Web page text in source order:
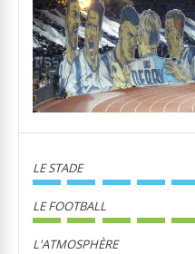
LE STADE
LE FOOTBALL
L'ATMOSPHÈRE